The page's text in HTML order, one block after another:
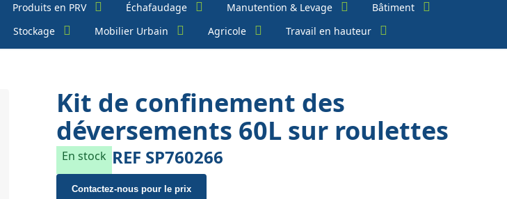
Produits en PRV Échafaudage Manutention & Levage
Bâtiment
Stockage Mobilier Urbain Agricole Travail en hauteur
Kit de confinement des
déversements 60L sur roulettes
En stock REF SP760266
Contactez-nous pour le prix